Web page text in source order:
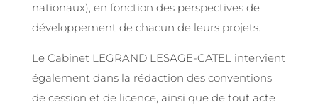
nationaux), en fonction des perspectives de
développement de chacun de leurs projets.
Le Cabinet LEGRAND LESAGE-CATEL intervient
également dans la rédaction des conventions
de cession et de licence, ainsi que de tout acte